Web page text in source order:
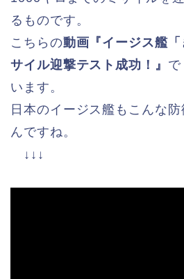
るものです。
こちらの動画『イージス艦
サイル迎撃テスト成功！』 で
います。
日本のイージス艦もこんな
んですね。
↓↓↓